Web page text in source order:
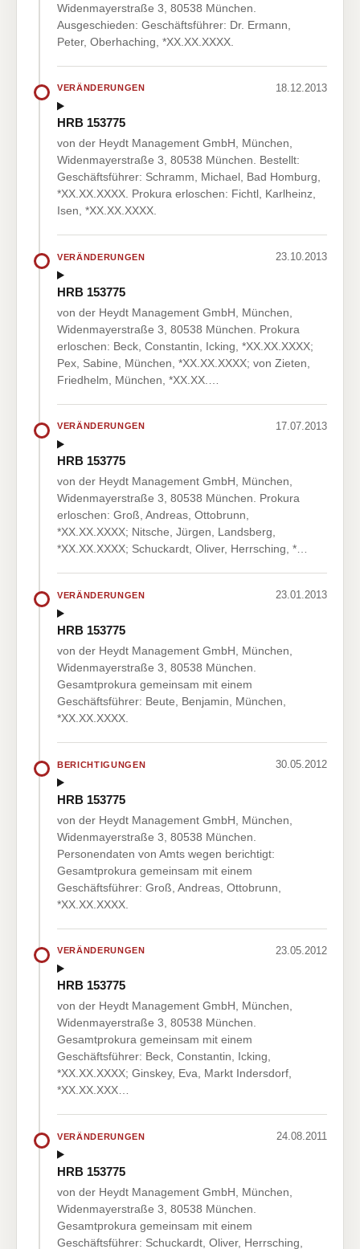
Widenmayerstraße 3, 80538 München.
Ausgeschieden: Geschäftsführer: Dr. Ermann,
Peter, Oberhaching, *XX.XX.XXXX.
VERÄNDERUNGEN 18.12.2013
HRB 153775
von der Heydt Management GmbH, München,
Widenmayerstraße 3, 80538 München. Bestellt:
Geschäftsführer: Schramm, Michael, Bad Homburg,
*XX.XX.XXXX. Prokura erloschen: Fichtl, Karlheinz,
Isen, *XX.XX.XXXX.
VERÄNDERUNGEN 23.10.2013
HRB 153775
von der Heydt Management GmbH, München,
Widenmayerstraße 3, 80538 München. Prokura
erloschen: Beck, Constantin, Icking, *XX.XX.XXXX;
Pex, Sabine, München, *XX.XX.XXXX; von Zieten,
Friedhelm, München, *XX.XX.…
VERÄNDERUNGEN 17.07.2013
HRB 153775
von der Heydt Management GmbH, München,
Widenmayerstraße 3, 80538 München. Prokura
erloschen: Groß, Andreas, Ottobrunn,
*XX.XX.XXXX; Nitsche, Jürgen, Landsberg,
*XX.XX.XXXX; Schuckardt, Oliver, Herrsching, *…
VERÄNDERUNGEN 23.01.2013
HRB 153775
von der Heydt Management GmbH, München,
Widenmayerstraße 3, 80538 München.
Gesamtprokura gemeinsam mit einem
Geschäftsführer: Beute, Benjamin, München,
*XX.XX.XXXX.
BERICHTIGUNGEN 30.05.2012
HRB 153775
von der Heydt Management GmbH, München,
Widenmayerstraße 3, 80538 München.
Personendaten von Amts wegen berichtigt:
Gesamtprokura gemeinsam mit einem
Geschäftsführer: Groß, Andreas, Ottobrunn,
*XX.XX.XXXX.
VERÄNDERUNGEN 23.05.2012
HRB 153775
von der Heydt Management GmbH, München,
Widenmayerstraße 3, 80538 München.
Gesamtprokura gemeinsam mit einem
Geschäftsführer: Beck, Constantin, Icking,
*XX.XX.XXXX; Ginskey, Eva, Markt Indersdorf,
*XX.XX.XXX…
VERÄNDERUNGEN 24.08.2011
HRB 153775
von der Heydt Management GmbH, München,
Widenmayerstraße 3, 80538 München.
Gesamtprokura gemeinsam mit einem
Geschäftsführer: Schuckardt, Oliver, Herrsching,